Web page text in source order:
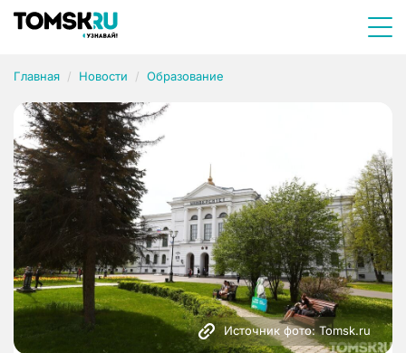
Главная Новости Образование
Источник фото: Tomsk.ru